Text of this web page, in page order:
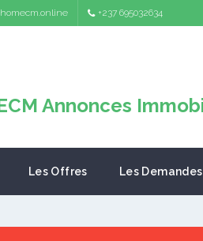
+237 695032634
Les Offres Les Demandes